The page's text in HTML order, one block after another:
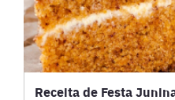
FRUTOS DO MAR
GRATINADOS
Receita de Festa